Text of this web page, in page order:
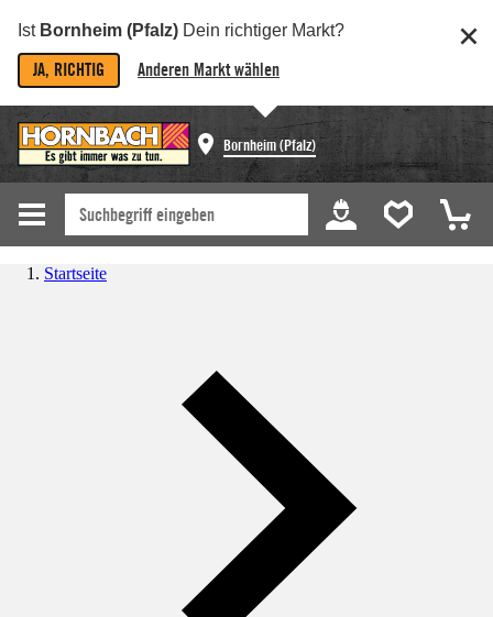
Ist Bornheim (Pfalz) Dein richtiger Markt?
JA, RICHTIG Anderen Markt wählen
Bornheim (Pfalz)
Startseite